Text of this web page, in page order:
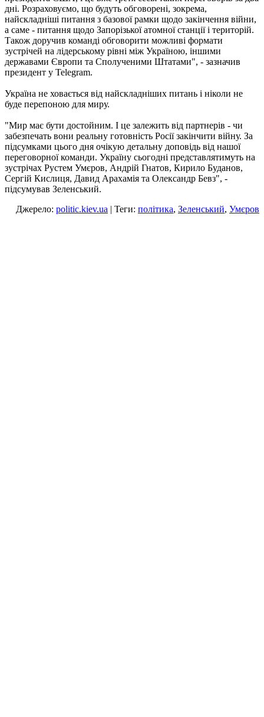
дні. Розраховуємо, що будуть обговорені, зокрема,
найскладніші питання з базової рамки щодо закінчення війни,
а саме - питання щодо Запорізької атомної станції і територій.
Також доручив команді обговорити можливі формати
зустрічей на лідерському рівні між Україною, іншими
державами Європи та Сполученими Штатами", - зазначив
президент у Telegram.
Україна не ховається від найскладніших питань і ніколи не
буде перепоною для миру.
"Мир має бути достойним. І це залежить від партнерів - чи
забезпечать вони реальну готовність Росії закінчити війну. За
підсумками цього дня очікую детальну доповідь від нашої
переговорної команди. Україну сьогодні представлятимуть на
зустрічах Рустем Умєров, Андрій Гнатов, Кирило Буданов,
Сергій Кислиця, Давид Арахамія та Олександр Бевз", -
підсумував Зеленський.
Джерело: politic.kiev.ua | Теги: політика, Зеленський, Умєров